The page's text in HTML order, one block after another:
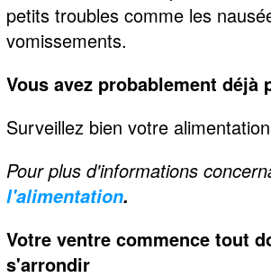
petits troubles comme les
vomissements.
Vous avez probablement déjà
Surveillez bien votre
Pour plus d'informations
l'alimentation.
Votre ventre commence tout
s'arrondir